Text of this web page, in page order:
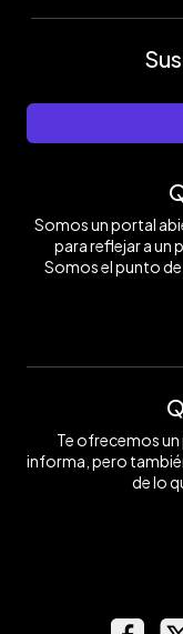
Somos un portal
para reflejar a un
Somos el punto
Te ofrecemos
informa, pero
de lo